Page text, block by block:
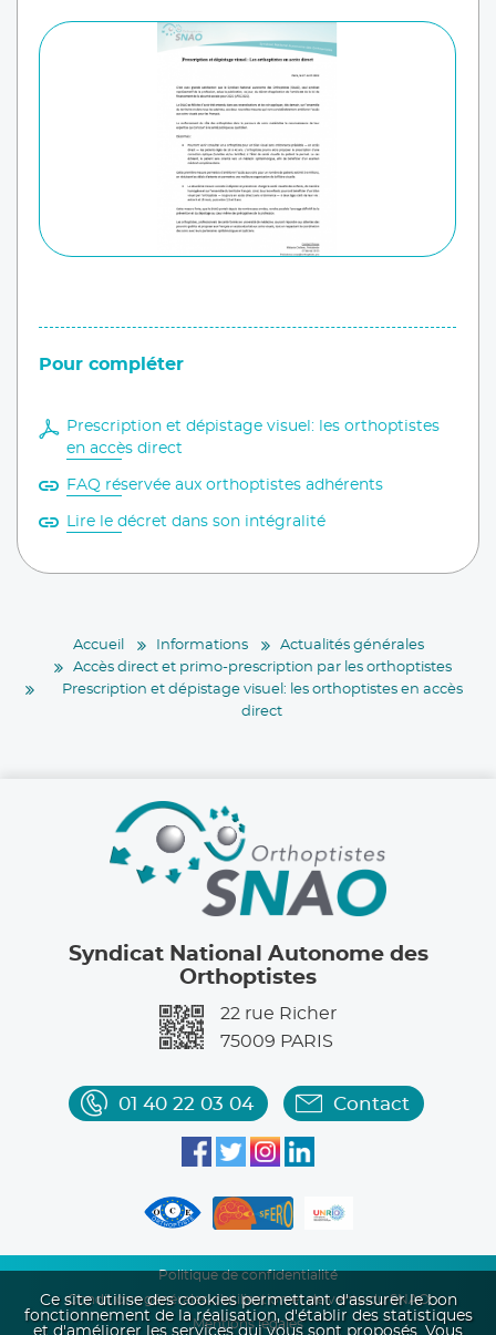
Pour compléter
Prescription et dépistage visuel: les orthoptistes
en accès direct
FAQ réservée aux orthoptistes adhérents
Lire le décret dans son intégralité
Accueil Informations
Actualités générales
Accès direct et primo-prescription par les orthoptistes
¨Prescription et dépistage visuel: les orthoptistes en accès
direct
Syndicat National Autonome des
Orthoptistes
22 rue Richer
75009 PARIS
01 40 22 03 04 Contact
Politique de confidentialité
Conditions générales d'utilisation et de vente du SNAO
Mentions légales
Ce site utilise des cookies permettant d'assurer le bon
fonctionnement de la réalisation, d'établir des statistiques
et d'améliorer les services qui vous sont proposés. Vous